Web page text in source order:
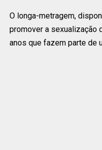
O longa-metragem,
promover a sexualização
anos que fazem parte de